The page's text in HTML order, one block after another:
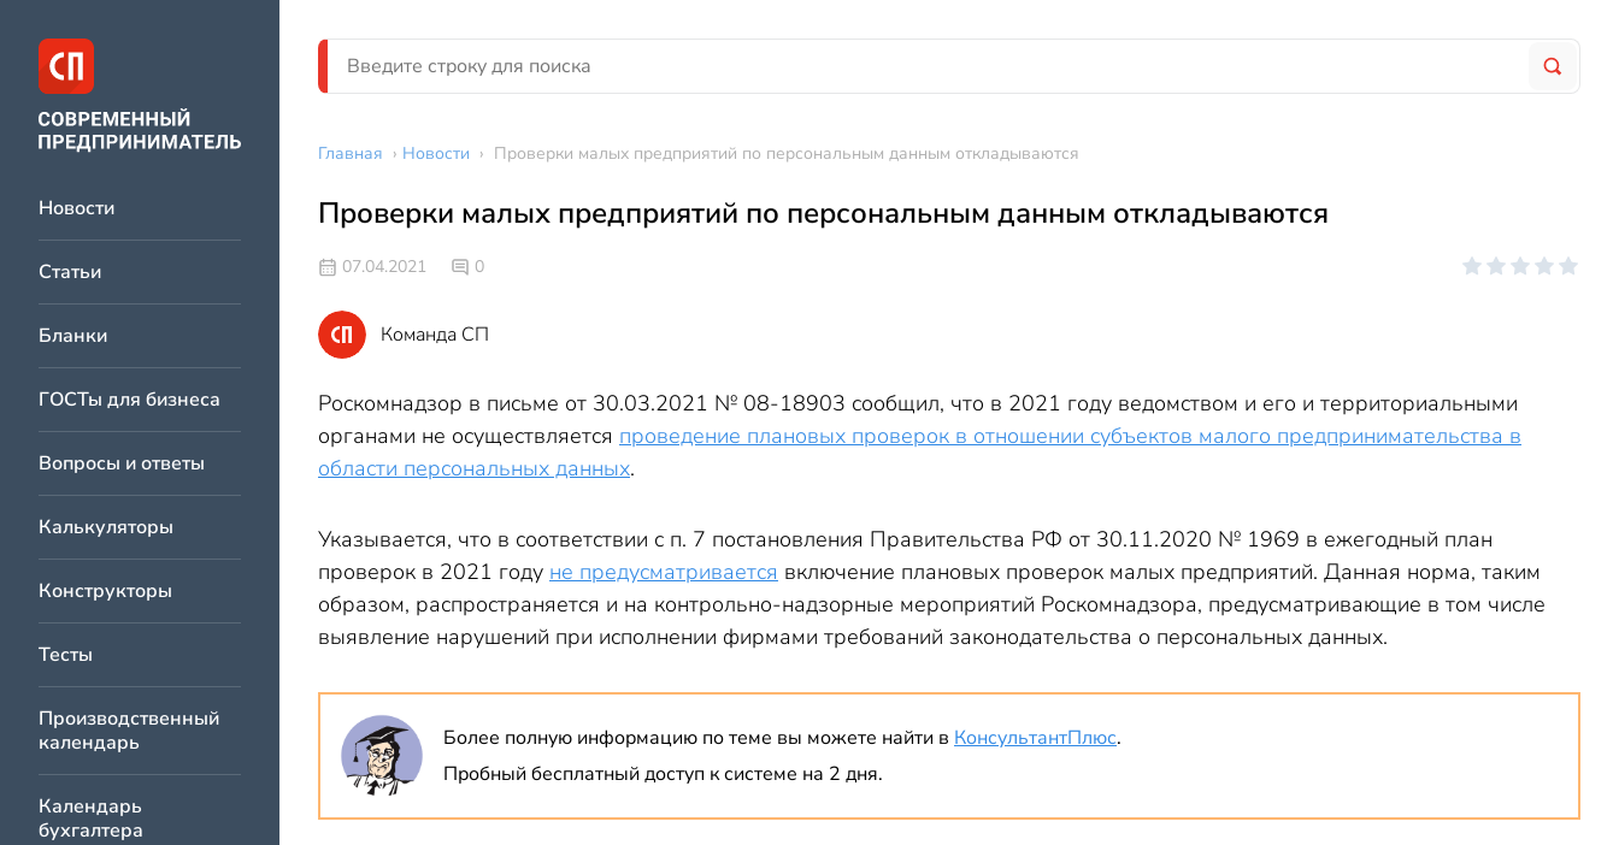
Новости
Статьи
Бланки
ГОСТы для бизнеса
Вопросы и ответы
Калькуляторы
Конструкторы
Тесты
Производственный
календарь
Календарь
бухгалтера
Главная › Новости › Проверки малых предприятий по персональным данным откладываются
Проверки малых предприятий по персональным данным откладываются
07.04.2021 0
Команда СП
Роскомнадзор в письме от 30.03.2021 № 08-18903 сообщил, что в 2021 году ведомством и его и территориальными
органами не осуществляется проведение плановых проверок в отношении субъектов малого предпринимательства в
области персональных данных.
Указывается, что в соответствии с п. 7 постановления Правительства РФ от 30.11.2020 № 1969 в ежегодный план
проверок в 2021 году не предусматривается включение плановых проверок малых предприятий. Данная норма, таким
образом, распространяется и на контрольно-надзорные мероприятий Роскомнадзора, предусматривающие в том числе
выявление нарушений при исполнении фирмами требований законодательства о персональных данных.
Более полную информацию по теме вы можете найти в КонсультантПлюс.
Пробный бесплатный доступ к системе на 2 дня.